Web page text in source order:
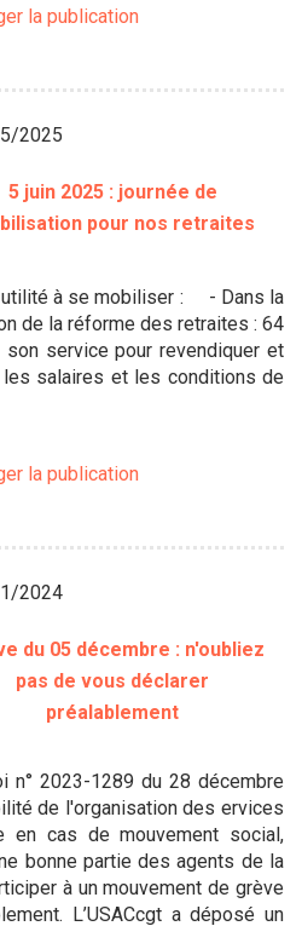
la publication
2025
5 juin 2025 : journée de
pour nos retraites
utilité à se mobiliser : - Dans la
de la réforme des retraites : 64
service pour revendiquer et
salaires et les conditions de
la publication
2024
du 05 décembre : n'oubliez
pas de vous déclarer
préalablement
n° 2023-1289 du 28 décembre
de l'organisation des ervices
en cas de mouvement social,
bonne partie des agents de la
à un mouvement de grève
L’USACcgt a déposé un